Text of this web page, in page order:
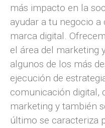
más impacto en la
ayudar a tu negocio
marca digital.
el área del marketing
algunos de los más
ejecución de
comunicación digital,
marketing y también
último se caracteriza